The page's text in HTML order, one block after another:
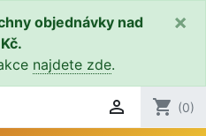
objednávky nad
najdete zde.
×
 shopping_cart (0)